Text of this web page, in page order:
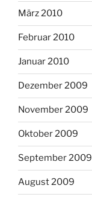
März 2010
Februar 2010
Januar 2010
Dezember 2009
November 2009
Oktober 2009
September 2009
August 2009